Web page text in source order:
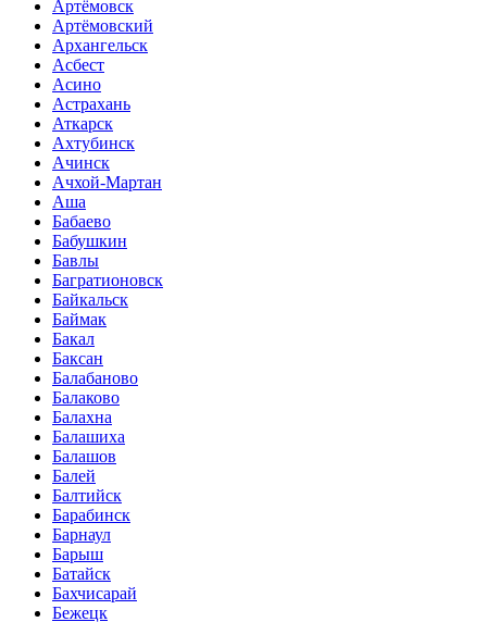
Артёмовск
Артёмовский
Архангельск
Асбест
Асино
Астрахань
Аткарск
Ахтубинск
Ачинск
Ачхой-Мартан
Аша
Бабаево
Бабушкин
Бавлы
Багратионовск
Байкальск
Баймак
Бакал
Баксан
Балабаново
Балаково
Балахна
Балашиха
Балашов
Балей
Балтийск
Барабинск
Барнаул
Барыш
Батайск
Бахчисарай
Бежецк